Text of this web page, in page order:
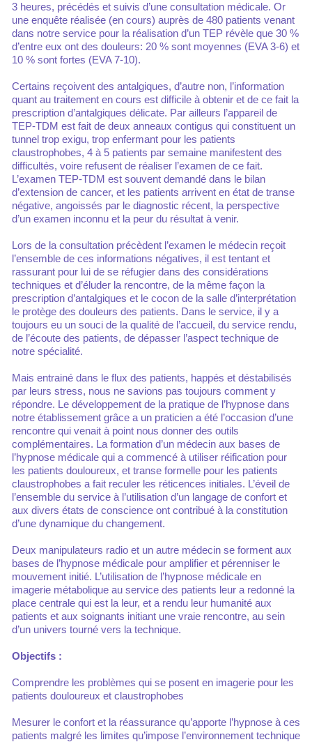
3 heures, précédés et suivis d’une consultation médicale. Or
une enquête réalisée (en cours) auprès de 480 patients venant
dans notre service pour la réalisation d’un TEP révèle que 30 %
d’entre eux ont des douleurs: 20 % sont moyennes (EVA 3-6) et
10 % sont fortes (EVA 7-10).
Certains reçoivent des antalgiques, d’autre non, l’information
quant au traitement en cours est difficile à obtenir et de ce fait la
prescription d’antalgiques délicate. Par ailleurs l’appareil de
TEP-TDM est fait de deux anneaux contigus qui constituent un
tunnel trop exigu, trop enfermant pour les patients
claustrophobes, 4 à 5 patients par semaine manifestent des
difficultés, voire refusent de réaliser l’examen de ce fait.
L’examen TEP-TDM est souvent demandé dans le bilan
d’extension de cancer, et les patients arrivent en état de transe
négative, angoissés par le diagnostic récent, la perspective
d’un examen inconnu et la peur du résultat à venir.
Lors de la consultation précèdent l’examen le médecin reçoit
l’ensemble de ces informations négatives, il est tentant et
rassurant pour lui de se réfugier dans des considérations
techniques et d’éluder la rencontre, de la même façon la
prescription d’antalgiques et le cocon de la salle d’interprétation
le protège des douleurs des patients. Dans le service, il y a
toujours eu un souci de la qualité de l’accueil, du service rendu,
de l’écoute des patients, de dépasser l’aspect technique de
notre spécialité.
Mais entrainé dans le flux des patients, happés et déstabilisés
par leurs stress, nous ne savions pas toujours comment y
répondre. Le développement de la pratique de l’hypnose dans
notre établissement grâce a un praticien a été l’occasion d’une
rencontre qui venait à point nous donner des outils
complémentaires. La formation d’un médecin aux bases de
l’hypnose médicale qui a commencé à utiliser réification pour
les patients douloureux, et transe formelle pour les patients
claustrophobes a fait reculer les réticences initiales. L’éveil de
l’ensemble du service à l’utilisation d’un langage de confort et
aux divers états de conscience ont contribué à la constitution
d’une dynamique du changement.
Deux manipulateurs radio et un autre médecin se forment aux
bases de l’hypnose médicale pour amplifier et pérenniser le
mouvement initié. L’utilisation de l’hypnose médicale en
imagerie métabolique au service des patients leur a redonné la
place centrale qui est la leur, et a rendu leur humanité aux
patients et aux soignants initiant une vraie rencontre, au sein
d’un univers tourné vers la technique.
Objectifs :
Comprendre les problèmes qui se posent en imagerie pour les
patients douloureux et claustrophobes
Mesurer le confort et la réassurance qu’apporte l’hypnose à ces
patients malgré les limites qu’impose l’environnement technique